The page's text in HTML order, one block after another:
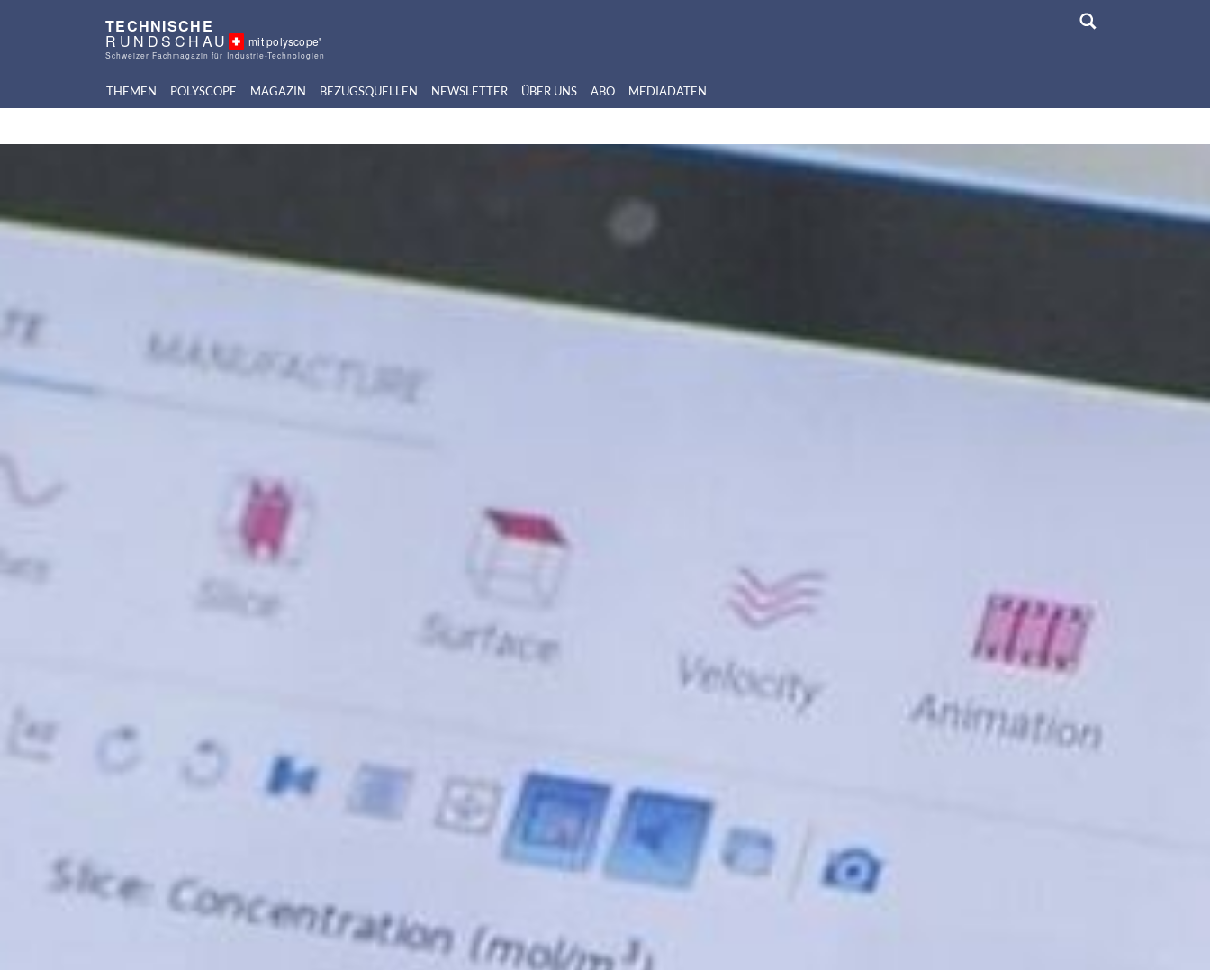
TECHNISCHE
RUNDSCHAU mit polyscope'
Schweizer Fachmagazin für Industrie-Technologien
THEMEN POLYSCOPE MAGAZIN BEZUGSQUELLEN NEWSLETTER ÜBER UNS ABO MEDIADATEN